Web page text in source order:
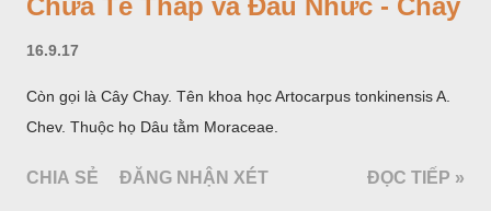
Chữa Tê Thấp và Đau Nhức - Chay
16.9.17
Còn gọi là Cây Chay. Tên khoa học Artocarpus tonkinensis A.
Chev. Thuộc họ Dâu tằm Moraceae.
CHIA SẺ ĐĂNG NHẬN XÉT ĐỌC TIẾP »